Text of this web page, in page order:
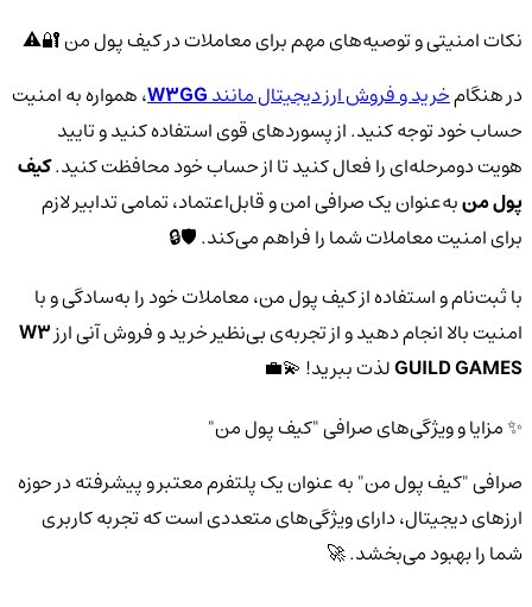
نکات امنیتی و توصیه‌های مهم برای معاملات در کیف پول من 🔐⚠️
در هنگامخرید و فروش ارز دیجیتال مانندW3GG، همواره به امنیت
حساب خود توجه کنید. از پسوردهای قوی استفاده کنید و تایید
هویت دومرحله‌ای را فعال کنید تا از حساب خود محافظت کنید.کیف
پول منبه‌عنوان یک صرافی امن و قابل‌اعتماد، تمامی تدابیر لازم
برای امنیت معاملات شما را فراهم می‌کند. 🛡️🔒
با ثبت‌نام و استفاده از کیف پول من، معاملات خود را به‌سادگی و با
امنیت بالا انجام دهید و از تجربه‌ی بی‌نظیر خرید و فروش آنی ارزW3
GUILD GAMESلذت ببرید! 💫💼
✨ مزایا و ویژگی‌های صرافی "کیف پول من"
صرافی "کیف پول من" به عنوان یک پلتفرم معتبر و پیشرفته در حوزه
ارزهای دیجیتال، دارای ویژگی‌های متعددی است که تجربه کاربری
شما را بهبود می‌بخشد. 🚀